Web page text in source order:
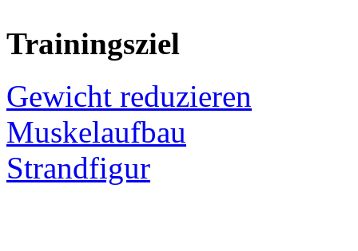
Trainingsziel
Gewicht reduzieren
Muskelaufbau
Strandfigur